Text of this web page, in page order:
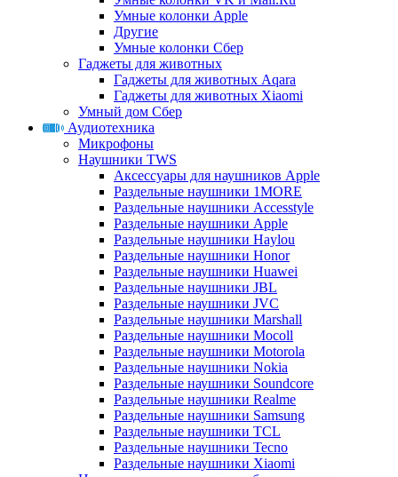
Умные колонки Apple
Другие
Умные колонки Сбер
Гаджеты для животных
Гаджеты для животных Aqara
Гаджеты для животных Xiaomi
Умный дом Сбер
Аудиотехника
Микрофоны
Наушники TWS
Аксессуары для наушников Apple
Раздельные наушники 1MORE
Раздельные наушники Accesstyle
Раздельные наушники Apple
Раздельные наушники Haylou
Раздельные наушники Honor
Раздельные наушники Huawei
Раздельные наушники JBL
Раздельные наушники JVC
Раздельные наушники Marshall
Раздельные наушники Mocoll
Раздельные наушники Motorola
Раздельные наушники Nokia
Раздельные наушники Soundcore
Раздельные наушники Realme
Раздельные наушники Samsung
Раздельные наушники TCL
Раздельные наушники Tecno
Раздельные наушники Xiaomi